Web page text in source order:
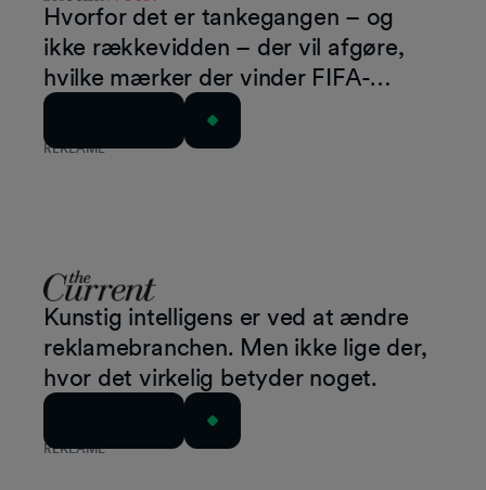
REKLAME
Hvorfor det er tankegangen – og
ikke rækkevidden – der vil afgøre,
hvilke mærker der vinder FIFA-
verdensmesterskabet i 2026
REKLAME
Kunstig intelligens er ved at ændre
reklamebranchen. Men ikke lige der,
hvor det virkelig betyder noget.